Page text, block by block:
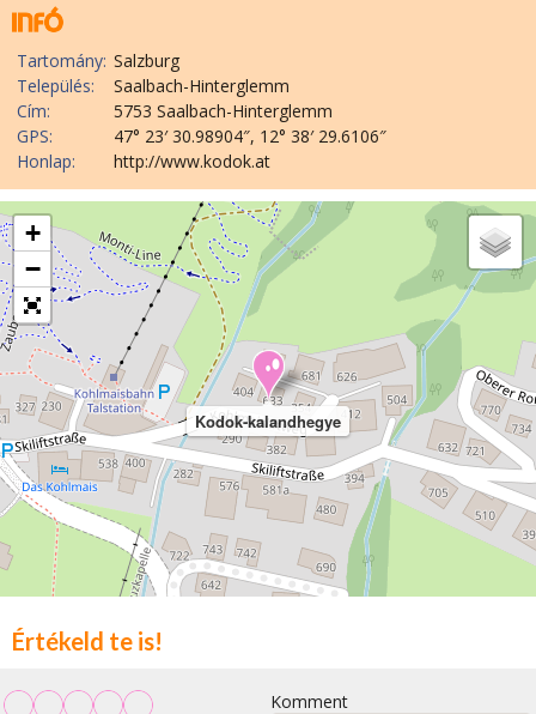
Tartomány: Salzburg
Település:
Saalbach-Hinterglemm
Cím:
5753 Saalbach-Hinterglemm
GPS:
47° 23′ 30.98904″, 12° 38′ 29.6106″
Honlap:
http://www.kodok.at
Kodok-kalandhegye
+
−
Értékeld te is!
Komment